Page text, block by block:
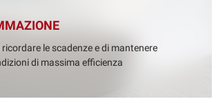
le scadenze e di mantenere
di massima efficienza